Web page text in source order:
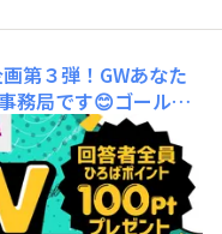
第３弾！GWあなた
務局です😊ゴールデ
✨今日からお休みの
か🤭カレンダー通り
ゃいますよね😊そ
おつかれさまで